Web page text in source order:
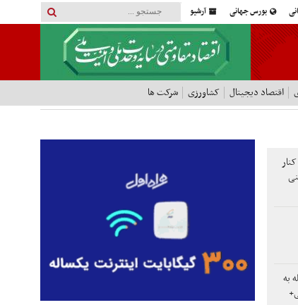
بورس جهانی آرشیو
اقتصاد دیجیتال کشاورزی شرکت ها
به